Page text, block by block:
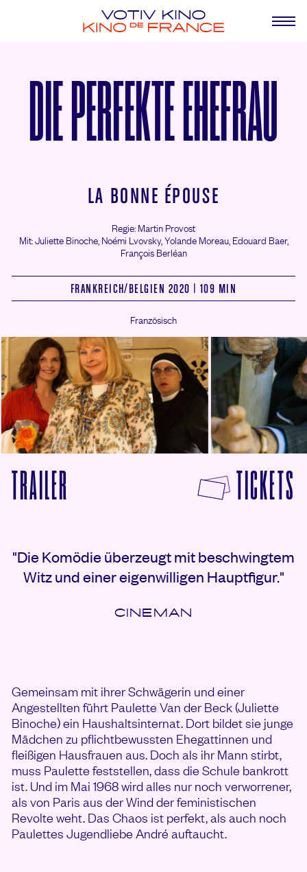
DIE PERFEKTE EHEFRAU
LA BONNE ÉPOUSE
Regie: Martin Provost
Mit: Juliette Binoche, Noémi Lvovsky,Yolande Moreau, Edouard Baer,
François Berléan
FRANKREICH/BELGIEN 2020 | 109 MIN
Französisch
TRAILER
TICKETS
"Die Komödie überzeugt mit beschwingtem
Witz und einer eigenwilligen Hauptfigur."
CINEMAN
Gemeinsam mit ihrer Schwägerin und einer
Angestellten führt Paulette Van der Beck (Juliette
Binoche) ein Haushaltsinternat. Dort bildet sie junge
Mädchen zu pflichtbewussten Ehegattinnen und
fleißigen Hausfrauen aus. Doch als ihr Mann stirbt,
muss Paulette feststellen, dass die Schule bankrott
ist. Und im Mai 1968 wird alles nur noch verworrener,
als von Paris aus der Wind der feministischen
Revolte weht. Das Chaos ist perfekt, als auch noch
Paulettes Jugendliebe André auftaucht.